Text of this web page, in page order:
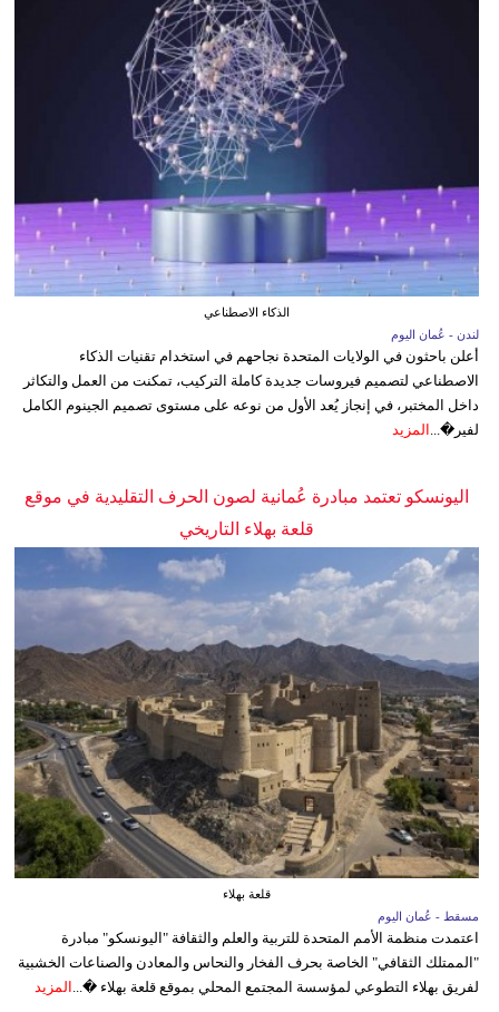
الذكاء الاصطناعي
لندن - عُمان اليوم
أعلن باحثون في الولايات المتحدة نجاحهم في استخدام تقنيات الذكاء
الاصطناعي لتصميم فيروسات جديدة كاملة التركيب، تمكنت من العمل والتكاثر
داخل المختبر، في إنجاز يُعد الأول من نوعه على مستوى تصميم الجينوم الكامل
لفير�... المزيد
اليونسكو تعتمد مبادرة عُمانية لصون الحرف التقليدية في موقع
قلعة بهلاء التاريخي
قلعة بهلاء
مسقط - عُمان اليوم
اعتمدت منظمة الأمم المتحدة للتربية والعلم والثقافة "اليونسكو" مبادرة
"الممتلك الثقافي" الخاصة بحرف الفخار والنحاس والمعادن والصناعات الخشبية
لفريق بهلاء التطوعي لمؤسسة المجتمع المحلي بموقع قلعة بهلاء �... المزيد